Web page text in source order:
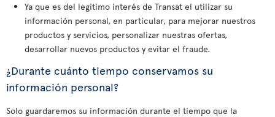
Ya que es del legitimo interés de Transat el utilizar su
información personal, en particular, para mejorar nuestros
productos y servicios, personalizar nuestras ofertas,
desarrollar nuevos productos y evitar el fraude.
¿Durante cuánto tiempo conservamos su
información personal?
Solo guardaremos su información durante el tiempo que la